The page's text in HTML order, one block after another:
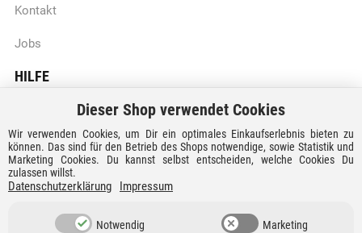
Kontakt
Jobs
HILFE
Batteriegesetzhinweise
Vertrag widerrufen
Versandkosten und Lieferzeiten
Zahlungsarten
Dieser Shop verwendet Cookies
Wir verwenden Cookies, um Dir ein optimales Einkaufserlebnis bieten zu
können. Das sind für den Betrieb des Shops notwendige, sowie Statistik und
Marketing Cookies. Du kannst selbst entscheiden, welche Cookies Du
zulassen willst.
Datenschutzerklärung Impressum
Notwendig Marketing